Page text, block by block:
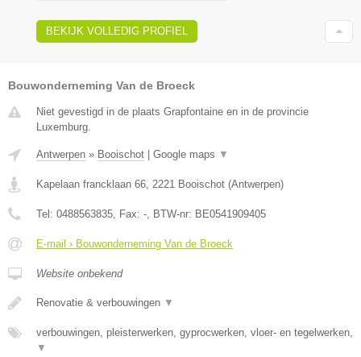
BEKIJK VOLLEDIG PROFIEL
Bouwonderneming Van de Broeck
Niet gevestigd in de plaats Grapfontaine en in de provincie
Luxemburg.
Antwerpen » Booischot | Google maps ▼
Kapelaan francklaan 66 2221 Booischot (Antwerpen)
Tel: 0488563835 , Fax: - , BTW-nr: BE0541909405
E-mail › Bouwonderneming Van de Broeck
Website onbekend
Renovatie & verbouwingen ▼
verbouwingen, pleisterwerken, gyprocwerken, vloer- en tegelwerken,
▼